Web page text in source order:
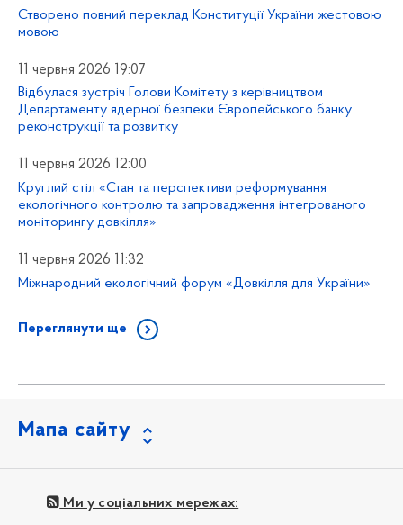
Створено повний переклад Конституції України жестовою
мовою
11 червня 2026 19:07
Відбулася зустріч Голови Комітету з керівництвом
Департаменту ядерної безпеки Європейського банку
реконструкції та розвитку
11 червня 2026 12:00
Круглий стіл «Стан та перспективи реформування
екологічного контролю та запровадження інтегрованого
моніторингу довкілля»
11 червня 2026 11:32
Міжнародний екологічний форум «Довкілля для України»
Переглянути ще
Мапа сайту
Ми у соціальних мережах: